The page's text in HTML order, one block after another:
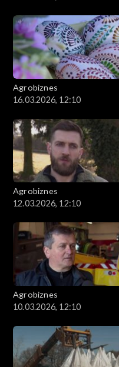
Agrobiznes
16.03.2026, 12:10
Agrobiznes
12.03.2026, 12:10
Agrobiznes
10.03.2026, 12:10